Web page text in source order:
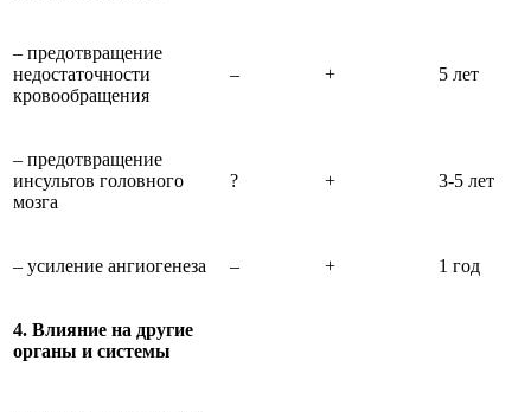
– предотвращение
недостаточности
кровообращения
– + 5 лет
– предотвращение
инсультов головного
мозга
? + 3-5 лет
– усиление ангиогенеза – + 1 год
4. Влияние на другие
органы и системы